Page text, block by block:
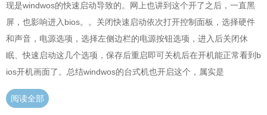
现是windwos的快速启动导致的。网上也讲到这个开了之后，一直黑
屏，也影响进入bios。。关闭快速启动依次打开控制面板，选择硬件
和声音，电源选项，选择左侧边栏的电源按钮选项，进入后关闭休
眠、快速启动这几个选项，保存后重启即可关机后在开机能正常看到b
ios开机画面了。总结windwos的台式机也开启这个，属实是
阅读全部